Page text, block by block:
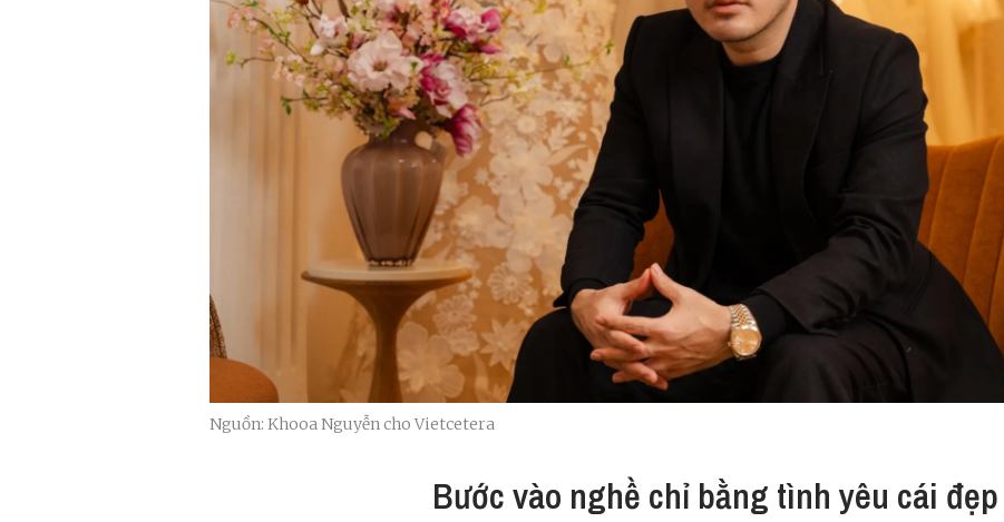
Nguồn: Khooa Nguyễn cho Vietcetera
Bước vào nghề chỉ bằng tình yêu cái đẹp